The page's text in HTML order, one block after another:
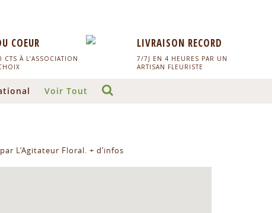
COEUR
À L’ASSOCIATION
LIVRAISON RECORD
7/7J EN 4 HEURES PAR UN
ARTISAN FLEURISTE
Voir Tout
L’Agitateur Floral. + d’infos